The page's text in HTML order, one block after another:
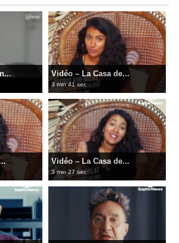
Vidéo – La Casa de...
3 min 41 sec
Vidéo – La Casa de...
3 min 27 sec